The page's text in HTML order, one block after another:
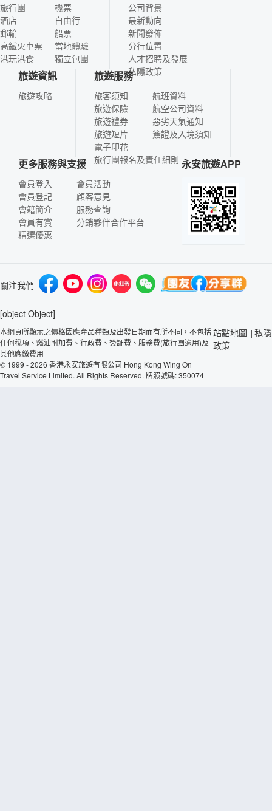
旅行團
酒店
郵輪
高鐵火車票
港玩港食
機票
自由行
船票
當地體驗
獨立包團
公司背景
最新動向
新聞發佈
分行位置
人才招聘及發展
私隱政策
旅遊資訊
旅遊攻略
旅遊服務
旅客須知
旅遊保險
旅遊禮券
旅遊短片
電子印花
航班資料
航空公司資料
惡劣天氣通知
簽證及入境須知
旅行團報名及責任細則
更多服務與支援
會員登入
會員登記
會籍簡介
會員有賞
精選優惠
會員活動
顧客意見
服務查詢
分銷夥伴合作平台
永安旅遊APP
關注我們
[object Object]
本網頁所顯示之價格因應產品種類及出發日期而有所不同，不包括
任何稅項、燃油附加費、行政費、簽証費、服務費(旅行團適用)及
其他應繳費用
© 1999 - 2026 香港永安旅遊有限公司 Hong Kong Wing On
Travel Service Limited. All Rights Reserved. 牌照號碼: 350074
站點地圖 | 私隱
政策